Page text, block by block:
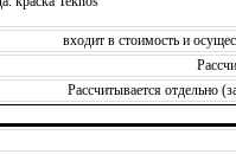
входит в стоимость и
Рассчитывается отдельно